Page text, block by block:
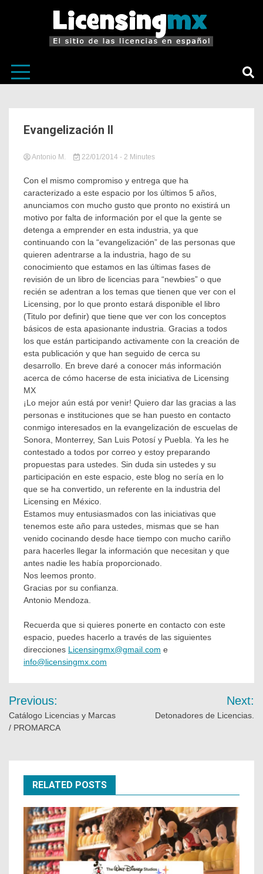
Evangelización II
Antonio M. 22/01/2014 in
categoría
Tagged
Escuelas,
Evangelización,
Libro
Licensing,
Licenciante,
licencias,
Licenciatario,
licensing
,
Licensing
Licensing
México,
Ponencias
Semana
Cultural,
Talleres
México
- 2 Minutes
Con el mismo compromiso y entrega que ha
caracterizado a este espacio por los últimos 5 años,
anunciamos con mucho gusto que pronto no existirá un
motivo por falta de información por el que la gente se
detenga a emprender en esta industria, ya que
continuando con la “evangelización” de las personas que
quieren adentrarse a la industria, hago de su
conocimiento que estamos en las últimas fases de
revisión de un libro de licencias para “newbies” o que
recién se adentran a los temas que tienen que ver con el
Licensing, por lo que pronto estará disponible el libro
(Titulo por definir) que tiene que ver con los conceptos
básicos de esta apasionante industria. Gracias a todos
los que están participando activamente con la creación de
esta publicación y que han seguido de cerca su
desarrollo. En breve daré a conocer más información
acerca de cómo hacerse de esta iniciativa de Licensing
MX
¡Lo mejor aún está por venir! Quiero dar las gracias a las
personas e instituciones que se han puesto en contacto
conmigo interesados en la evangelización de escuelas de
Sonora, Monterrey, San Luis Potosí y Puebla. Ya les he
contestado a todos por correo y estoy preparando
propuestas para ustedes. Sin duda sin ustedes y su
participación en este espacio, este blog no sería en lo
que se ha convertido, un referente en la industria del
Licensing en México.
Estamos muy entusiasmados con las iniciativas que
tenemos este año para ustedes, mismas que se han
venido cocinando desde hace tiempo con mucho cariño
para hacerles llegar la información que necesitan y que
antes nadie les había proporcionado.
Nos leemos pronto.
Gracias por su confianza.
Antonio Mendoza.
Recuerda que si quieres ponerte en contacto con este
espacio, puedes hacerlo a través de las siguientes
direcciones Licensingmx@gmail.com e
info@licensingmx.com
Previous:
Catálogo Licencias y Marcas
/ PROMARCA
Next:
Detonadores de Licencias.
RELATED POSTS